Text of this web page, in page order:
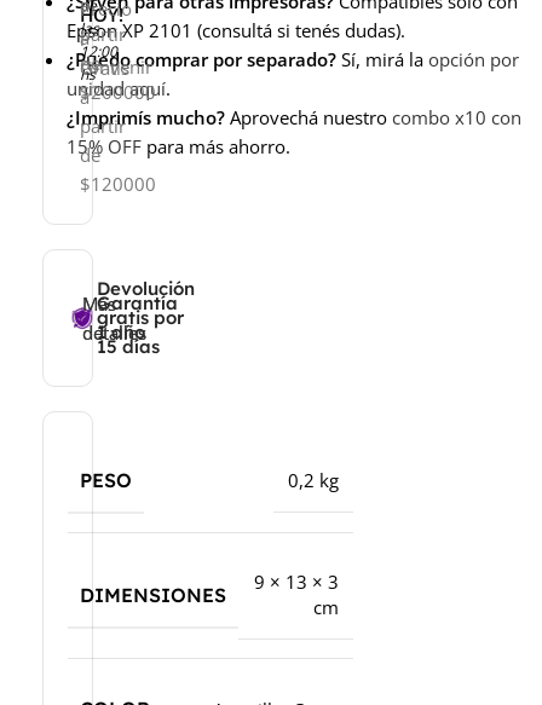
Epson XP 2101 (consultá si tenés dudas).
¿Puedo comprar por separado? Sí, mirá la opción por
unidad aquí.
¿Imprimís mucho? Aprovechá nuestro combo x10 con
15% OFF para más ahorro.
HOY!
Gratis
a
partir
de
$120000
de
las
12:00
hs
a
partir
de
$200000
Precio
a
convenir
Garantía
1 año
Más
detalles
Devolución
gratis por
15 días
Más
detalles
PESO 0,2 kg
DIMENSIONES
9 × 13 × 3
cm